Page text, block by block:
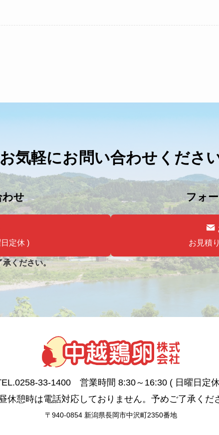
お気軽にお問い合わせくださ
わせ
定休 )
承ください。
フォ
お見積
33-1400 営業時間 8:30～16:30 ( 日曜日定
休憩時は電話対応しておりません。予めご了承くだ
〒940-0854 新潟県長岡市中沢町2350番地